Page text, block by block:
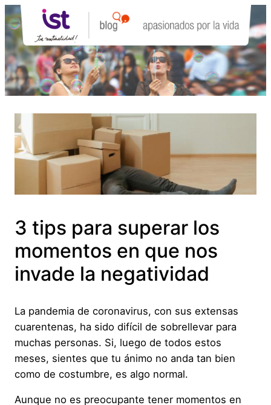
Saltar
al
contenido
3 tips para superar los
momentos en que nos
invade la negatividad
La pandemia de coronavirus, con sus extensas
cuarentenas, ha sido difícil de sobrellevar para
muchas personas. Si, luego de todos estos
meses, sientes que tu ánimo no anda tan bien
como de costumbre, es algo normal.
Aunque no es preocupante tener momentos en